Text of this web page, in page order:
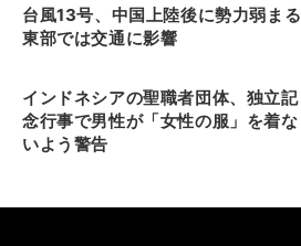
台風13号、中国上陸後に勢力弱まる
東部では交通に影響
インドネシアの聖職者団体、独立記
念行事で男性が「女性の服」を着な
いよう警告